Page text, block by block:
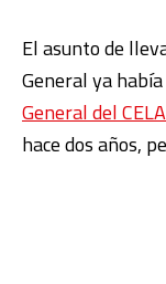
El asunto de
General ya
General del
hace dos años,